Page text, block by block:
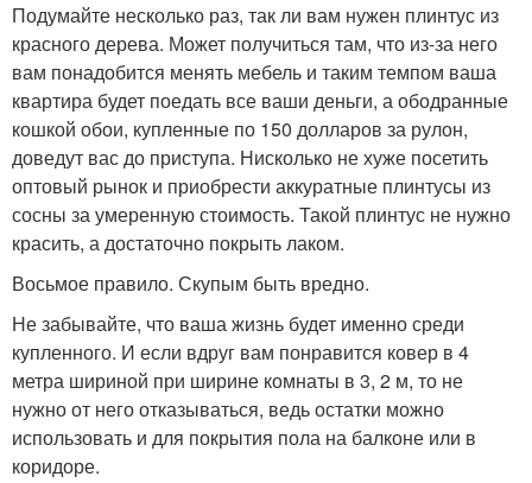
Подумайте несколько раз, так ли вам нужен плинтус из
красного дерева. Может получиться там, что из-за него
вам понадобится менять мебель и таким темпом ваша
квартира будет поедать все ваши деньги, а ободранные
кошкой обои, купленные по 150 долларов за рулон,
доведут вас до приступа. Нисколько не хуже посетить
оптовый рынок и приобрести аккуратные плинтусы из
сосны за умеренную стоимость. Такой плинтус не нужно
красить, а достаточно покрыть лаком.
Восьмое правило. Скупым быть вредно.
Не забывайте, что ваша жизнь будет именно среди
купленного. И если вдруг вам понравится ковер в 4
метра шириной при ширине комнаты в 3, 2 м, то не
нужно от него отказываться, ведь остатки можно
использовать и для покрытия пола на балконе или в
коридоре.